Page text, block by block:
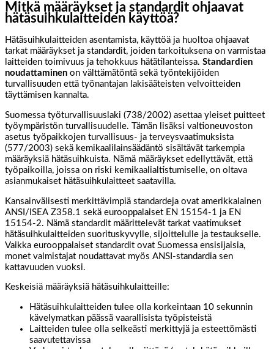
Mitkä määräykset ja standardit ohjaavat
hätäsuihkulaitteiden käyttöä?
Hätäsuihkulaitteiden asentamista, käyttöä ja huoltoa ohjaavat
tarkat määräykset ja standardit, joiden tarkoituksena on varmistaa
laitteiden toimivuus ja tehokkuus hätätilanteissa. Standardien
noudattaminen on välttämätöntä sekä työntekijöiden
turvallisuuden että työnantajan lakisääteisten velvoitteiden
täyttämisen kannalta.
Suomessa työturvallisuuslaki (738/2002) asettaa yleiset puitteet
työympäristön turvallisuudelle. Tämän lisäksi valtioneuvoston
asetus työpaikkojen turvallisuus- ja terveysvaatimuksista
(577/2003) sekä kemikaalilainsäädäntö sisältävät tarkempia
määräyksiä hätäsuihkuista. Nämä määräykset edellyttävät, että
työpaikoilla, joissa on riski kemikaalialtistumiselle, on oltava
asianmukaiset hätäsuihkulaitteet saatavilla.
Kansainvälisesti merkittävimpiä standardeja ovat amerikkalainen
ANSI/ISEA Z358.1 sekä eurooppalaiset EN 15154-1 ja EN
15154-2. Nämä standardit määrittelevät tarkat vaatimukset
hätäsuihkulaitteiden suorituskyvylle, sijoittelulle ja testaukselle.
Vaikka eurooppalaiset standardit ovat Suomessa ensisijaisia,
monet valmistajat noudattavat myös ANSI-standardia sen
kattavuuden vuoksi.
Keskeisiä määräyksiä hätäsuihkulaitteille:
Hätäsuihkulaitteiden tulee olla korkeintaan 10 sekunnin
kävelymatkan päässä vaarallisista työpisteistä
Laitteiden tulee olla selkeästi merkittyjä ja esteettömästi
saavutettavissa